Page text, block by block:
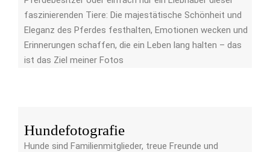
faszinierenden Tiere: Die majestätische Schönheit und
Eleganz des Pferdes festhalten, Emotionen wecken und
Erinnerungen schaffen, die ein Leben lang halten – das
ist das Ziel meiner Fotos
Hundefotografie
Hunde sind Familienmitglieder, treue Freunde und